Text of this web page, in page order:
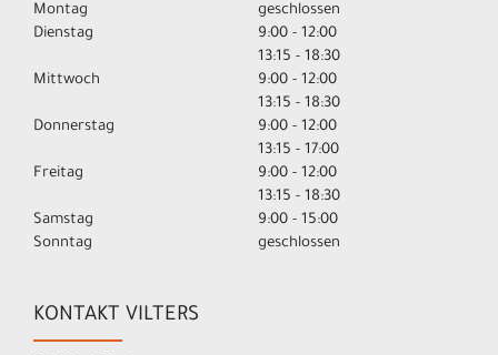
Montag
geschlossen
Dienstag
9:00 - 12:00
13:15 - 18:30
Mittwoch
9:00 - 12:00
13:15 - 18:30
Donnerstag
9:00 - 12:00
13:15 - 17:00
Freitag
9:00 - 12:00
13:15 - 18:30
Samstag
9:00 - 15:00
Sonntag
geschlossen
KONTAKT VILTERS